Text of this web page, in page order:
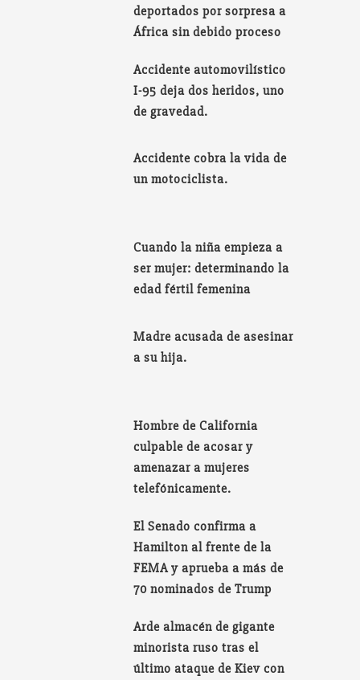
deportados por sorpresa a
África sin debido proceso
Accidente automovilístico
I-95 deja dos heridos, uno
de gravedad.
Accidente cobra la vida de
un motociclista.
Cuando la niña empieza a
ser mujer: determinando la
edad fértil femenina
Madre acusada de asesinar
a su hija.
Hombre de California
culpable de acosar y
amenazar a mujeres
telefónicamente.
El Senado confirma a
Hamilton al frente de la
FEMA y aprueba a más de
70 nominados de Trump
Arde almacén de gigante
minorista ruso tras el
último ataque de Kiev con